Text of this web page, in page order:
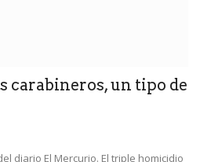
carabineros, un tipo de
diario El Mercurio. El triple homicidio